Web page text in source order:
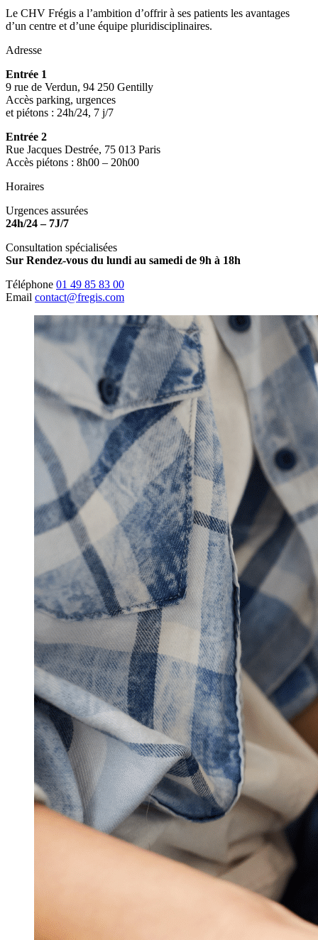
Le CHV Frégis a l’ambition d’offrir à ses patients les avantages
d’un centre et d’une équipe pluridisciplinaires.
Adresse
Entrée 1
9 rue de Verdun, 94 250 Gentilly
Accès parking, urgences
et piétons : 24h/24, 7 j/7
Entrée 2
Rue Jacques Destrée, 75 013 Paris
Accès piétons : 8h00 – 20h00
Horaires
Urgences assurées
24h/24 – 7J/7
Consultation spécialisées
Sur Rendez-vous du lundi au samedi de 9h à 18h
Téléphone 01 49 85 83 00
Email contact@fregis.com